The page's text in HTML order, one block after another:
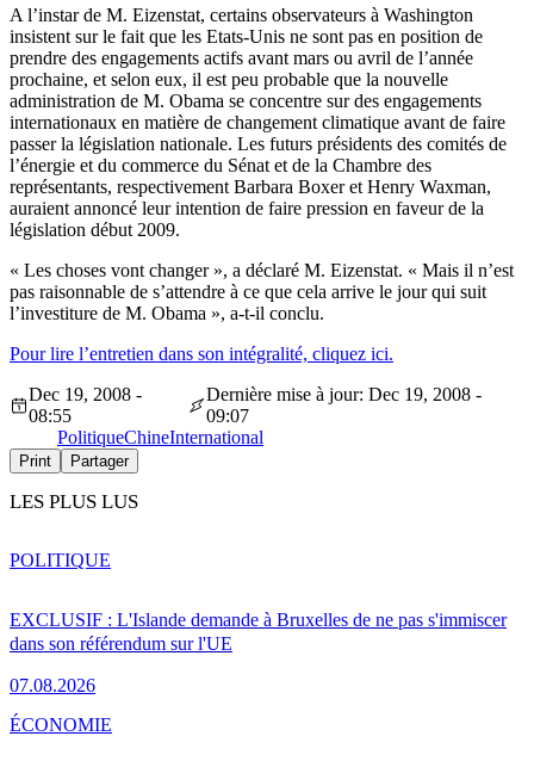
A l’instar de M. Eizenstat, certains observateurs à Washington
insistent sur le fait que les Etats-Unis ne sont pas en position de
prendre des engagements actifs avant mars ou avril de l’année
prochaine, et selon eux, il est peu probable que la nouvelle
administration de M. Obama se concentre sur des engagements
internationaux en matière de changement climatique avant de faire
passer la législation nationale. Les futurs présidents des comités de
l’énergie et du commerce du Sénat et de la Chambre des
représentants, respectivement Barbara Boxer et Henry Waxman,
auraient annoncé leur intention de faire pression en faveur de la
législation début 2009.
« Les choses vont changer », a déclaré M. Eizenstat. « Mais il n’est
pas raisonnable de s’attendre à ce que cela arrive le jour qui suit
l’investiture de M. Obama », a-t-il conclu.
Pour lire l’entretien dans son intégralité, cliquez ici.
Dec 19, 2008 -
08:55
Dernière mise à jour: Dec 19, 2008 -
09:07
PolitiqueChineInternational
Print Partager
LES PLUS LUS
EXCLUSIF : L'Islande demande à Bruxelles de ne pas s'immiscer
dans son référendum sur l'UE
07.08.2026
POLITIQUE
ÉCONOMIE